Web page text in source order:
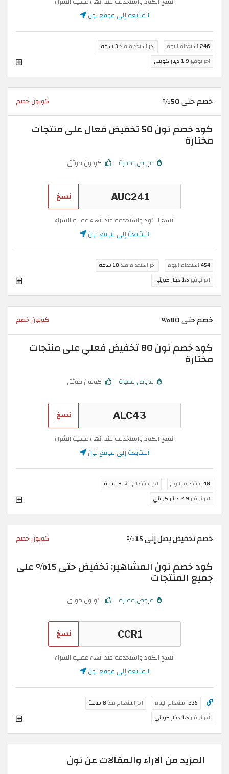
المتابعة إلى موقع نون
246 استخدام اليوم اخر استخدام منذ 3 ساعة
اخر توفير 1.9 دينار كويتي
خصم حتى 50% كوبون خصم
كود خصم نون 50 تخفيض فعال على منتجات
مختارة
عروض مميزة كوبون موثق
نسخ
انسخ الكود واستخدمه عند انهاء عملية الشراء
المتابعة إلى موقع نون
454 استخدام اليوم اخر استخدام منذ 10 ساعة
اخر توفير 1.5 دينار كويتي
خصم حتى 80% كوبون خصم
كود خصم نون 80 تخفيض فعلي على منتجات
مختارة
عروض مميزة كوبون موثق
نسخ
انسخ الكود واستخدمه عند انهاء عملية الشراء
المتابعة إلى موقع نون
48 استخدام اليوم اخر استخدام منذ 9 ساعة
اخر توفير 2.9 دينار كويتي
خصم تخفيض يصل إلى 15% كوبون خصم
كود خصم نون المشاهير: تخفيض حتى 15% على
جميع المنتجات
عروض مميزة كوبون موثق
نسخ
انسخ الكود واستخدمه عند انهاء عملية الشراء
المتابعة إلى موقع نون
235 استخدام اليوم اخر استخدام منذ 8 ساعة
اخر توفير 1.5 دينار كويتي
المزيد من الاراء والمقالات عن نون